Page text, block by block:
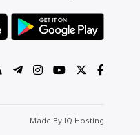
Made By IQ Hosting